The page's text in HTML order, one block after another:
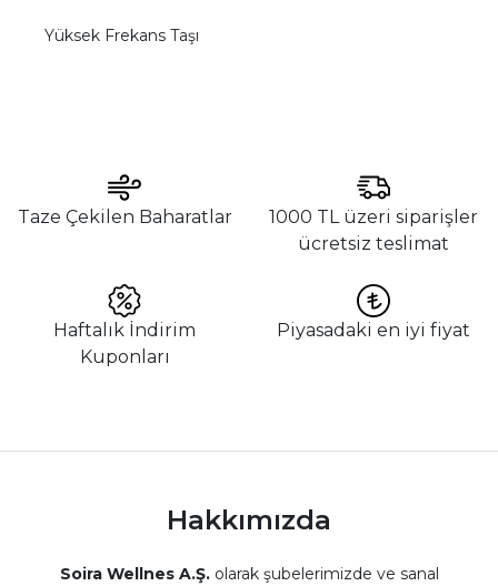
Yüksek Frekans Taşı
Taze Çekilen Baharatlar
1000 TL üzeri siparişler
ücretsiz teslimat
Haftalık İndirim
Kuponları
Piyasadaki en iyi fiyat
Hakkımızda
Soira Wellnes A.Ş.olarak şubelerimizde ve sanal